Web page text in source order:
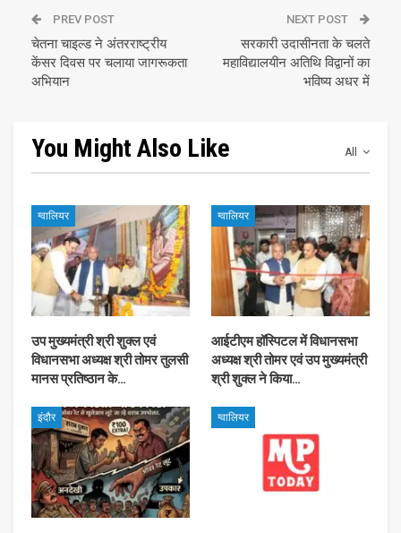
PREV POST
चेतना चाइल्ड ने अंतरराष्ट्रीय
केंसर दिवस पर चलाया जागरूकता
अभियान
NEXT POST
सरकारी उदासीनता के चलते
महाविद्यालयीन अतिथि विद्वानों का
भविष्य अधर में
All
You Might Also Like
ग्वालियर
उप मुख्यमंत्री श्री शुक्ल एवं
विधानसभा अध्यक्ष श्री तोमर तुलसी
मानस प्रतिष्ठान के…
ग्वालियर
आईटीएम हॉस्पिटल में विधानसभा
अध्यक्ष श्री तोमर एवं उप मुख्यमंत्री
श्री शुक्ल ने किया…
इंदौर ग्वालियर